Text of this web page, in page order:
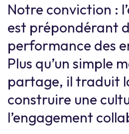
Notre conviction :
est prépondérant
performance des
Plus qu’un simple
partage, il traduit
construire une
l’engagement